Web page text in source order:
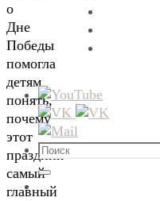
о
Дне
Победы
помогла
детям
понять,
почему
этот
праздник
самый
главный
Что
искать:
Поиск